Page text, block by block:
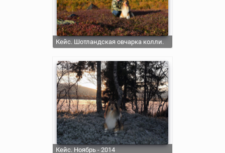
Кейс. Шотландская овчарка колли.
Кейс. Ноябрь - 2014